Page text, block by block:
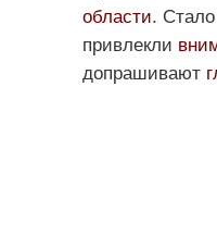
области. Стало
привлекли
допрашивают